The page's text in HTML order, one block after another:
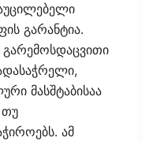
გარანტია.
მასშტაბისაა
ამ